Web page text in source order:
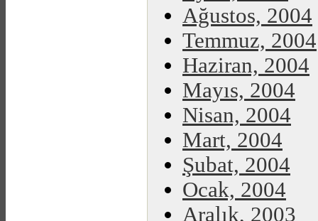
Ağustos, 2004
Temmuz, 2004
Haziran, 2004
Mayıs, 2004
Nisan, 2004
Mart, 2004
Şubat, 2004
Ocak, 2004
Aralık, 2003